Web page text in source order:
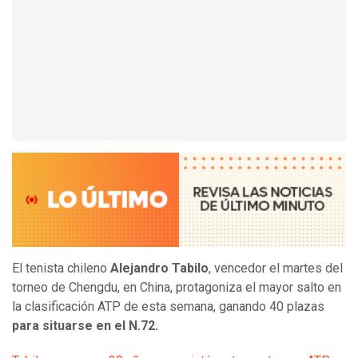
El tenista chileno Alejandro Tabilo, vencedor el martes del
torneo de Chengdu, en China, protagoniza el mayor salto en
la clasificación ATP de esta semana, ganando 40 plazas
para situarse en el N.72.